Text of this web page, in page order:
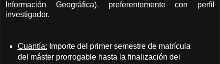
Información Geográfica), preferentemente con perfil
investigador.
Cuantía: Importe del primer semestre de matrícula
del máster prorrogable hasta la finalización del